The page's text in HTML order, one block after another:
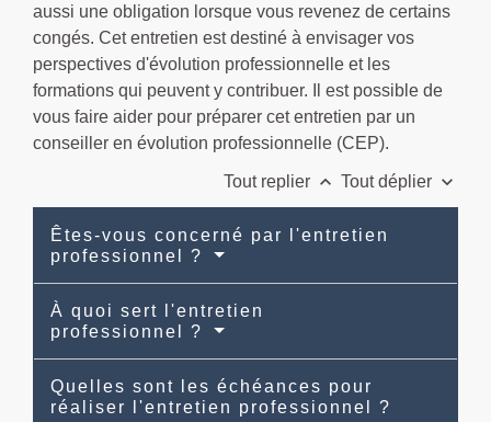
aussi une obligation lorsque vous revenez de certains
congés. Cet entretien est destiné à envisager vos
perspectives d'évolution professionnelle et les
formations qui peuvent y contribuer. Il est possible de
vous faire aider pour préparer cet entretien par un
conseiller en évolution professionnelle (CEP).
Tout replier keyboard_arrow_up Tout déplier keyboard_arrow_down
Êtes-vous concerné par l'entretien
professionnel ?
À quoi sert l'entretien
professionnel ?
Quelles sont les échéances pour
réaliser l'entretien professionnel ?